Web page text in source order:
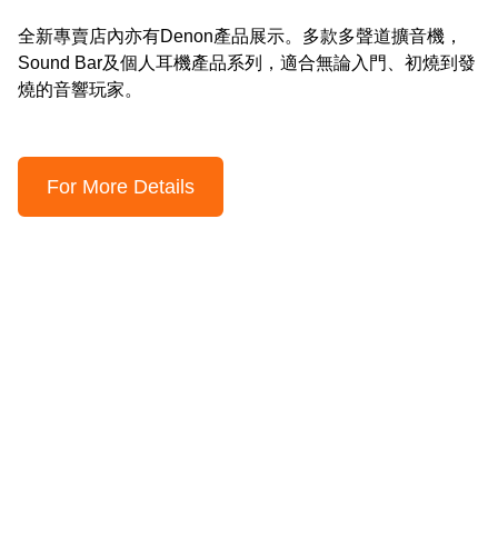
全新專賣店內亦有Denon產品展示。多款多聲道擴音機，
Sound Bar及個人耳機產品系列，適合無論入門、初燒到發
燒的音響玩家。
For More Details